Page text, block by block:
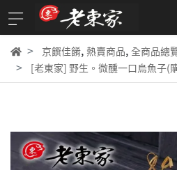
京饌佳餚, 熱賣商品, 全商品總
[老東家] 野生。微醺一口烏魚子(